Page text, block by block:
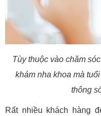
Tùy thuộc vào chăm
khám nha khoa mà
thông
Rất nhiều khách hàng